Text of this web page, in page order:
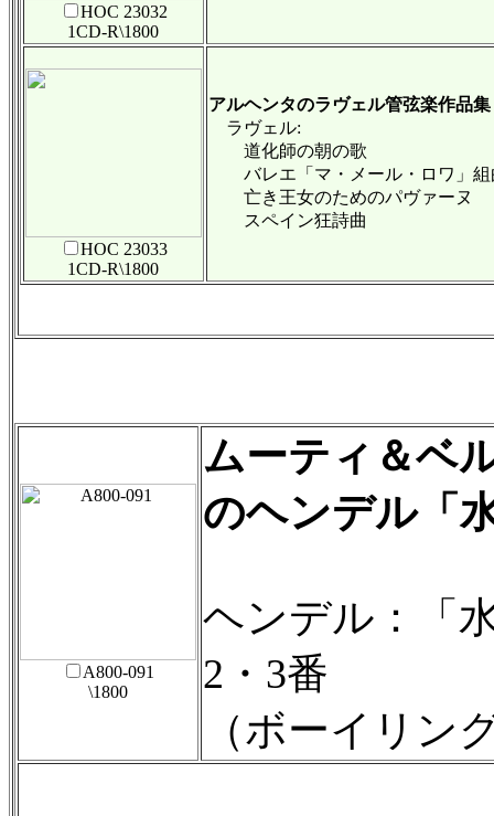
HOC 23032
1CD-R\1800
HOC 23033
1CD-R\1800
アルヘンタのラヴェル管弦楽作品集
ラヴェル:
道化師の朝の歌
バレエ「マ・メール・ロワ」組
亡き王女のためのパヴァーヌ
スペイン狂詩曲
A800-091
\1800
ムーティ＆ベ
のヘンデル「
ヘンデル：「
2・3番
（ボーイリン